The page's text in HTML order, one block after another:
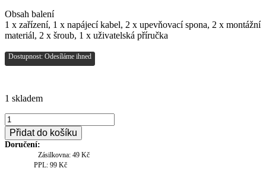
Obsah balení
1 x zařízení, 1 x napájecí kabel, 2 x upevňovací spona, 2 x montážní
materiál, 2 x šroub, 1 x uživatelská příručka
Dostupnost: Odesíláme ihned
1 skladem
EUROLITE
Neonová
zářivka
105cm,
Přidat do košíku
Doručení:
Zásilkovna: 49 Kč
PPL: 99 Kč